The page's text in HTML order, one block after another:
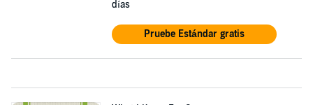
días
Pruebe Estándar gratis